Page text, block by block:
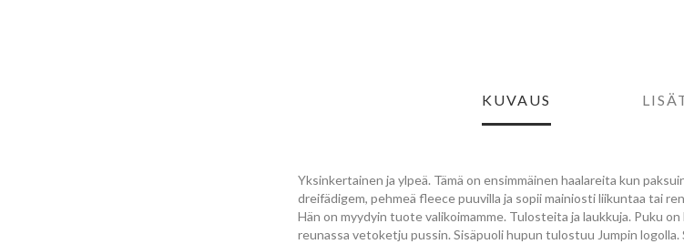
KUVAUS
Yksinkertainen ja ylpeä. Tämä on ensimmäinen haalareita kun
dreifädigem, pehmeä fleece puuvilla ja sopii mainiosti liikuntaa tai
Hän on myydyin tuote valikoimamme. Tulosteita ja laukkuja. Puku
reunassa vetoketju pussin. Sisäpuoli hupun tulostuu Jumpin